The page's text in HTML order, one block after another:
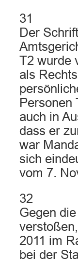
31
Der
T2 wurde
als
Personen
auch in
dass er
war
sich
vom 7.
32
Gegen
2011 im
bei der